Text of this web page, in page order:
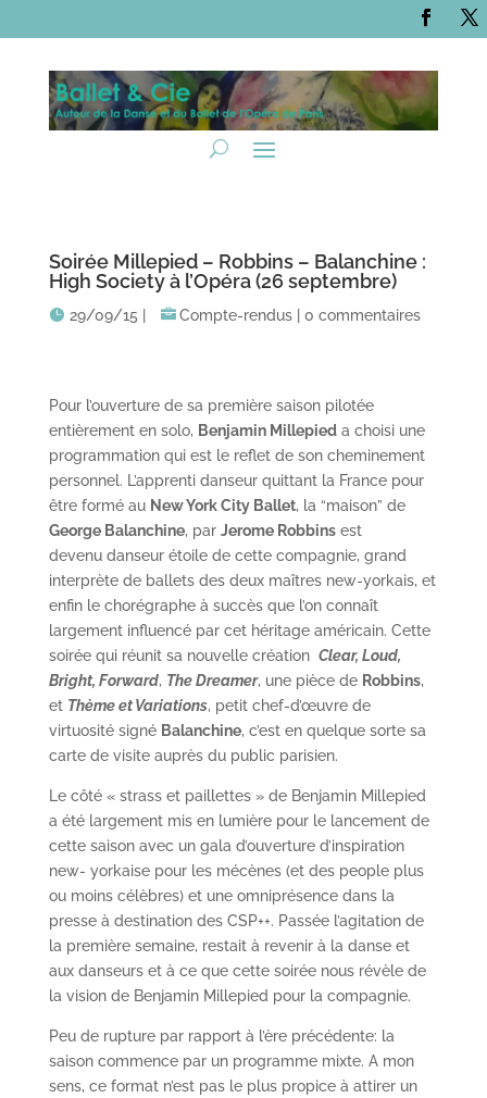
Soirée Millepied – Robbins – Balanchine :
High Society à l’Opéra (26 septembre)
29/09/15 Compte-rendus| 0 commentaires
Pour l’ouverture de sa première saison pilotée
entièrement en solo, Benjamin Millepieda choisi une
programmation qui est le reflet de son cheminement
personnel. L’apprenti danseur quittant la France pour
être formé au New York City Ballet, la “maison” de
George Balanchine, par Jerome Robbinsest
devenu danseur étoile de cette compagnie, grand
interprète de ballets des deux maîtres new-yorkais, et
enfin le chorégraphe à succès que l’on connaît
largement influencé par cet héritage américain. Cette
soirée qui réunit sa nouvelle création Clear, Loud,
Bright, Forward, The Dreamer, une pièce de Robbins,
et Thème et Variations, petit chef-d’œuvre de
virtuosité signé Balanchine, c’est en quelque sorte sa
carte de visite auprès du public parisien.
Le côté « strass et paillettes » de Benjamin Millepied
a été largement mis en lumière pour le lancement de
cette saison avec un gala d’ouverture d’inspiration
new- yorkaise pour les mécènes (et des people plus
ou moins célèbres) et une omniprésence dans la
presse à destination des CSP++. Passée l’agitation de
la première semaine, restait à revenir à la danse et
aux danseurs et à ce que cette soirée nous révèle de
la vision de Benjamin Millepied pour la compagnie.
Peu de rupture par rapport à l’ère précédente: la
saison commence par un programme mixte. A mon
sens, ce format n’est pas le plus propice à attirer un